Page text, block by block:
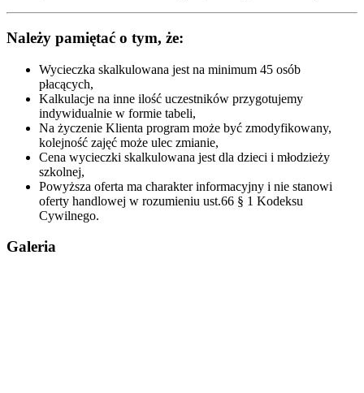
Należy pamiętać o tym, że:
Wycieczka skalkulowana jest na minimum 45 osób
płacących,
Kalkulacje na inne ilość uczestników przygotujemy
indywidualnie w formie tabeli,
Na życzenie Klienta program może być zmodyfikowany,
kolejność zajęć może ulec zmianie,
Cena wycieczki skalkulowana jest dla dzieci i młodzieży
szkolnej,
Powyższa oferta ma charakter informacyjny i nie stanowi
oferty handlowej w rozumieniu ust.66 § 1 Kodeksu
Cywilnego.
Galeria